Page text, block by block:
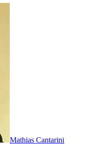
Mathias Cantarini